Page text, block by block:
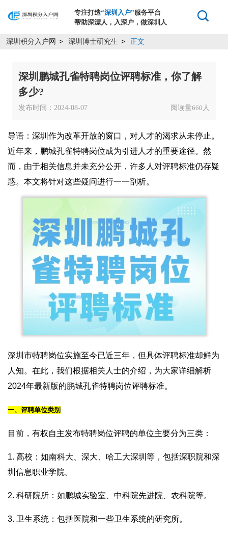
专注打造“深圳入户”服务平台
帮助深漂人，入深户，做深圳人
深圳积分入户网 > 深圳博士研究生 > 正文
深圳鹏城孔雀特聘岗位评聘标准，你了解
多少?
发布时间：2024-08-07 阅读量660 人
导语：深圳作为改革开放的窗口，对人才的渴求从未停止。
近年来，鹏城孔雀特聘岗位成为引进人才的重要途径。然
而，由于相关信息并未充分公开，许多人对评聘标准仍存疑
惑。本文将针对这些疑问进行一一剖析。
深圳市特聘岗位实施至今已近三年，但具体评聘标准却鲜为
人知。在此，我们根据相关人士的介绍，为大家详细解析
2024年最新版的鹏城孔雀特聘岗位评聘标准。
一、评聘单位类别
目前，有权自主发布特聘岗位评聘的单位主要分为三类：
1. 高校：如南科大、深大、哈工大深圳等，包括深职院和深
圳信息职业学院。
2. 科研院所：如鹏城实验室、中科院先进院、农科院等。
3. 卫生系统：包括医院和一些卫生系统的研究所。